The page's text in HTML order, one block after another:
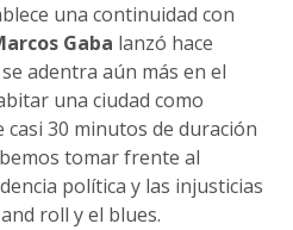
una continuidad con
Gaba lanzó hace
adentra aún más en el
una ciudad como
casi 30 minutos de duración
tomar frente al
política y las injusticias
roll y el blues.